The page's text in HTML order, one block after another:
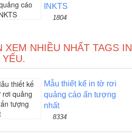
INKTS
1804
XEM NHIỀU NHẤT TAGS IN
YẾU.
Mẫu thiết kế in tờ rơi
quảng cáo ấn tượng
nhất
8334